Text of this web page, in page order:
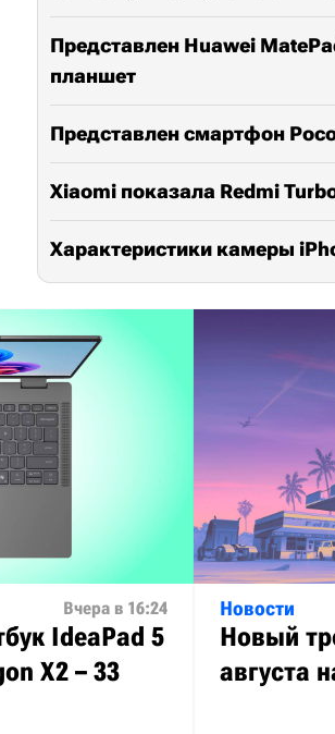
Представлен Huawei
планшет
Представлен смартфон
Xiaomi показала Redmi
Характеристики камеры
Вчера в 16:24
IdeaPad 5
X2 – 33
Новости
Новый
августа